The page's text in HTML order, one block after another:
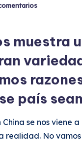
país
se nos
realidad. No